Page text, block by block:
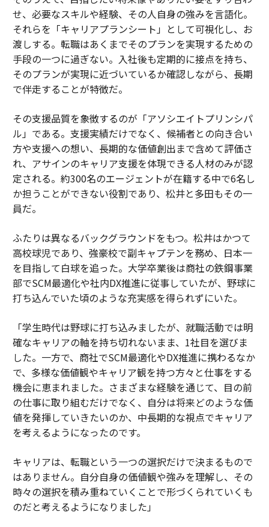
せ、必要なスキルや経験、その人自身の強みを言語化。
それらを「キャリアプランシート」として可視化し、お
渡しする。転職はあくまでそのプランを実現するための
手段の一つに過ぎない。入社後も定期的に接点を持ち、
そのプランが実現に近づいているか確認しながら、長期
で伴走することが特徴だ。
その支援品質を象徴するのが「アソシエイトプリンシパ
ル」である。支援実績だけでなく、候補者との向き合い
方や支援への想い、長期的な価値創出まで含めて評価さ
れ、アサインのキャリア支援を体現できる人材のみが認
定される。約300名のエージェントが在籍する中で6名し
か担うことができない役割であり、松井と多田もその一
員だ。
ふたりは異なるバックグラウンドをもつ。松井はかつて
高校球児であり、強豪校で副キャプテンを務め、日本一
を目指して白球を追った。大学卒業後は商社の鉄鋼事業
部でSCM最適化や社内DX推進に従事していたが、野球に
打ち込んでいた頃のような充実感を得られずにいた。
「学生時代は野球に打ち込みましたが、就職活動では明
確なキャリアの軸を持ち切れないまま、1社目を選びま
した。一方で、商社でSCM最適化やDX推進に携わるなか
で、多様な価値観やキャリア観を持つ方々と仕事をする
機会に恵まれました。さまざまな経験を通じて、目の前
の仕事に取り組むだけでなく、自分は将来どのような価
値を発揮していきたいのか、中長期的な視点でキャリア
を考えるようになったのです。
キャリアは、転職という一つの選択だけで決まるもので
はありません。自分自身の価値観や強みを理解し、その
時々の選択を積み重ねていくことで形づくられていくも
のだと考えるようになりました」